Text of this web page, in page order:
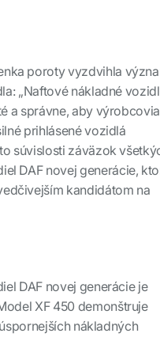
poroty vyzdvihla
„Naftové nákladné
a správne, aby výrobcovia
prihlásené vozidlá
súvislosti záväzok
DAF novej generácie,
kandidátom na
DAF novej generácie je
XF 450 demonštruje
nákladných